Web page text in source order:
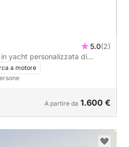
5.0(2)
yacht personalizzata di
a motore
A partire da 1.600 €